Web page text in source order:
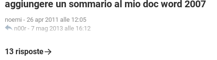
aggiungere un sommario al mio doc word 2007
noemi - 26 apr 2011 alle 12:05
n00r - 7 mag 2013 alle 16:12
13 risposte